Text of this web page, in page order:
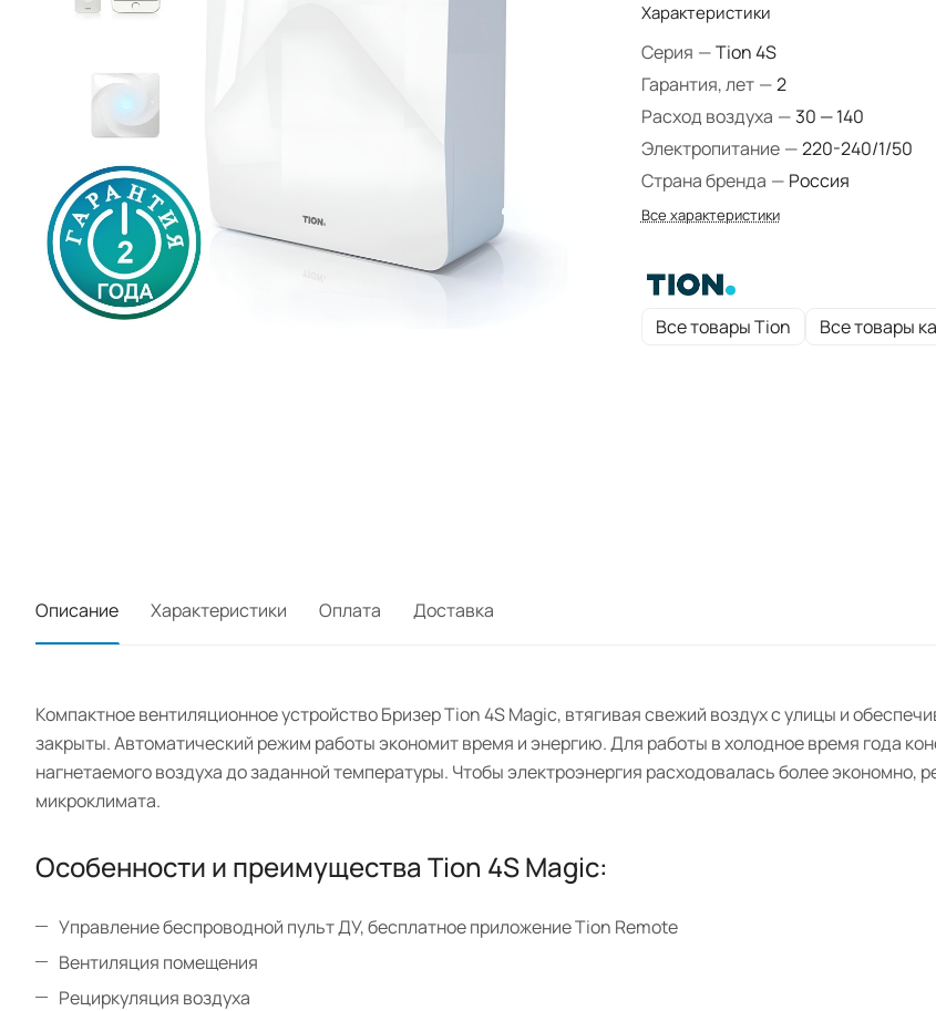
Характеристики
Серия —Tion 4S
Гарантия, лет —2
Расход воздуха — 30 — 140
Электропитание —220-240/1/50
Страна бренда — Россия
Все характеристики
Все товары Tion Все товары
Описание Характеристики Оплата Доставка
Компактное вентиляционное устройство Бризер Tion 4S Magic, втягивая свежий воздух с улицы и
закрыты. Автоматический режим работы экономит время и энергию. Для работы в холодное время года
нагнетаемого воздуха до заданной температуры. Чтобы электроэнергия расходовалась более экономно,
микроклимата.
Особенности и преимущества Tion 4S Magic:
Управление беспроводной пульт ДУ, бесплатное приложение Tion Remote
Вентиляция помещения
Рециркуляция воздуха